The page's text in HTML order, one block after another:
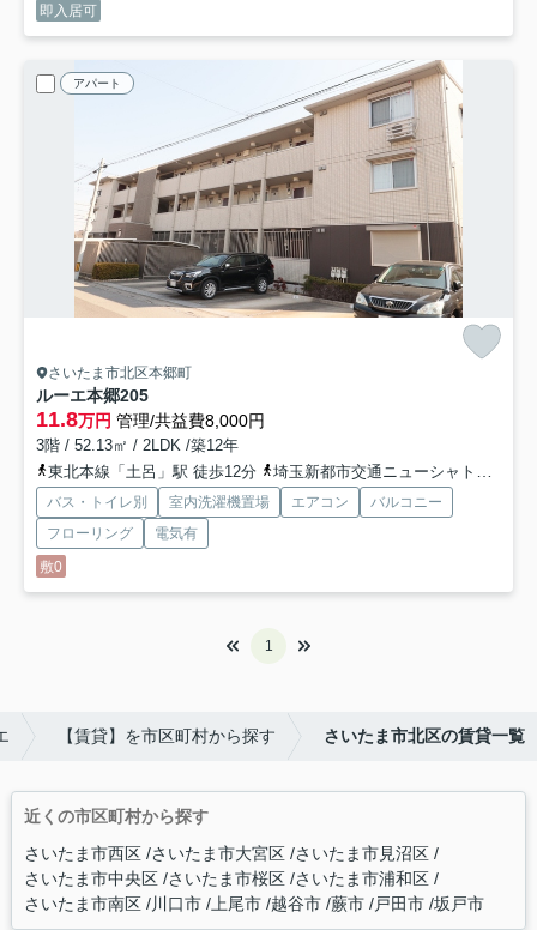
即入居可
アパート
さいたま市北区本郷町
ルーエ本郷205
11.8万円 管理/共益費8,000円
3階 / 52.13㎡ / 2LDK /築12年
東北本線「土呂」駅 徒歩12分
埼玉新都市交通ニューシャトル「東宮原」駅 徒歩21分
バス・トイレ別 室内洗濯機置場 エアコン
バルコニー
フローリング
電気有
敷0
1
【賃貸】を市区町村から探す さいたま市北区の賃貸一覧
近くの市区町村から探す
さいたま市西区 さいたま市大宮区 さいたま市見沼区
さいたま市中央区 さいたま市桜区 さいたま市浦和区
さいたま市南区 川口市 上尾市 越谷市 蕨市 戸田市 坂戸市